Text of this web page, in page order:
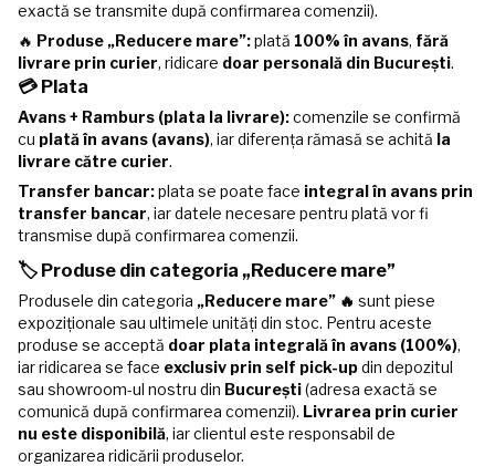
exactă se transmite după confirmarea comenzii).
🔥 Produse „Reducere mare”:plată 100% în avans, fără
livrare prin curier, ridicare doar personală din București.
💳 Plata
Avans + Ramburs (plata la livrare):comenzile se confirmă
cu plată în avans (avans), iar diferența rămasă se achită la
livrare către curier.
Transfer bancar:plata se poate face integral în avans prin
transfer bancar, iar datele necesare pentru plată vor fi
transmise după confirmarea comenzii.
🏷️ Produse din categoria „Reducere mare”
Produsele din categoria „Reducere mare” 🔥 sunt piese
expoziționale sau ultimele unități din stoc. Pentru aceste
produse se acceptă doar plata integrală în avans (100%),
iar ridicarea se face exclusiv prin self pick-updin depozitul
sau showroom-ul nostru din București(adresa exactă se
comunică după confirmarea comenzii). Livrarea prin curier
nu este disponibilă, iar clientul este responsabil de
organizarea ridicării produselor.